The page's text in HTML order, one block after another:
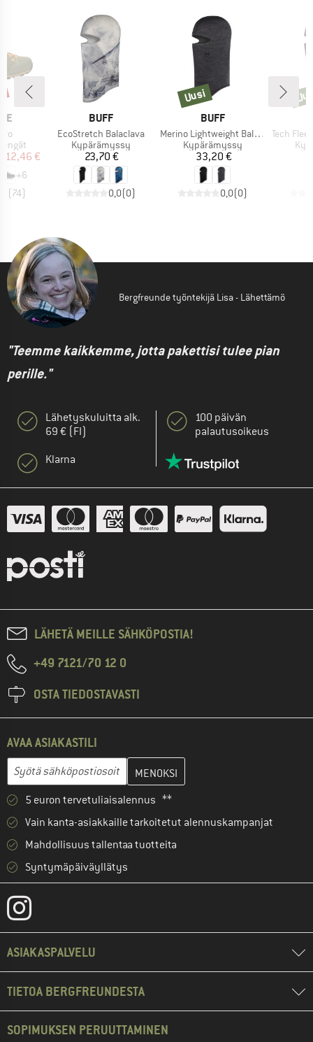
hinta
112,46 €
+6
(74)
MERKKI
BUFF
Tuote
EcoStretch Balaclava
Tuoteryhmä
Kypärämyssy
Hinta
23,70 €
0,0(0)
MERKKI
BUFF
Tuote
Merino Lightweight Balaclava
Tuoteryhmä
Kypärämyssy
Hinta
33,20 €
0,0(0)
Uusi
Uusi
Tuote
Tech Fleece
Uusi
Bergfreunde työntekijä Lisa - Lähettämö
"Teemme kaikkemme, jotta pakettisi tulee pian
perille."
Lähetyskuluitta alk.
69 € (FI)
Klarna
100 päivän
palautusoikeus
LÄHETÄ MEILLE SÄHKÖPOSTIA!
+49 7121/70 12 0
OSTA TIEDOSTAVASTI
AVAA ASIAKASTILI
Sähköpostiosoite
Anna sähköpostiosoitteesi ja luo seuraavassa vaiheessa
5 euron tervetuliaisalennus **
Vain kanta-asiakkaille tarkoitetut alennuskampanjat
Mahdollisuus tallentaa tuotteita
Syntymäpäiväyllätys
ASIAKASPALVELU
TIETOA BERGFREUNDESTA
SOPIMUKSEN PERUUTTAMINEN